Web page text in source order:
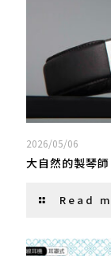
2026/05/06
大自然的製琴
Read